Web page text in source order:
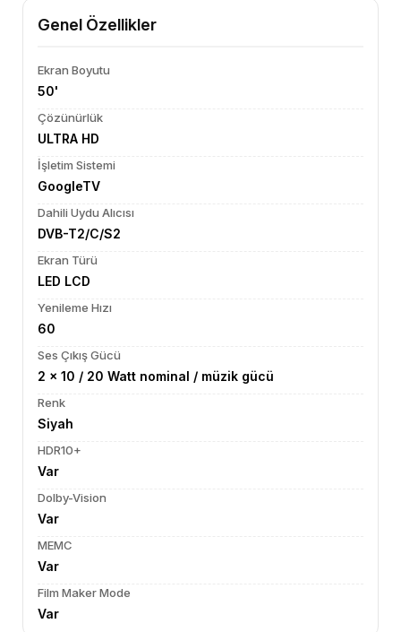
Genel Özellikler
Ekran Boyutu
50'
Çözünürlük
ULTRA HD
İşletim Sistemi
GoogleTV
Dahili Uydu Alıcısı
DVB-T2/C/S2
Ekran Türü
LED LCD
Yenileme Hızı
60
Ses Çıkış Gücü
2 x 10 / 20 Watt nominal / müzik gücü
Renk
Siyah
HDR10+
Var
Dolby-Vision
Var
MEMC
Var
Film Maker Mode
Var